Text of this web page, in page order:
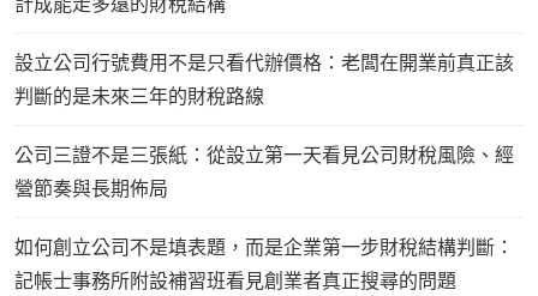
設立公司行號費用不是只看代辦價格：老闆在開業前真正該
判斷的是未來三年的財稅路線
公司三證不是三張紙：從設立第一天看見公司財稅風險、經
營節奏與長期佈局
如何創立公司不是填表題，而是企業第一步財稅結構判斷：
記帳士事務所附設補習班看見創業者真正搜尋的問題